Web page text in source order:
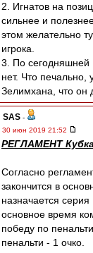
2. Игнатов на
сильнее и
этом желательно
игрока.
3. По сегодняшней
нет. Что печально,
Зелимхана, что он
SAS -
30 июн 2019 21:52
РЕГЛАМЕНТ
Согласно
закончится в
назначается
основное время
победу по
пенальти - 1 очко.